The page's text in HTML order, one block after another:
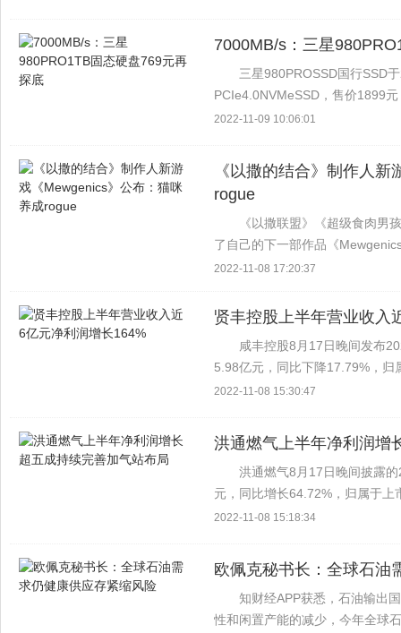
7000MB/s：三星
三星980PROSSD国行SSD
PCIe4.0NVMeSSD，售价1899
续读写速度，随机读写的IOPS值
2022-11-09 10:06:01
《以撒的结合》制作人
rogue
《以撒联盟》《超级食肉男
了自己的下一部作品《
售。 根据介绍，《Mewgenics》
2022-11-08 17:20:37
贤丰控股上半年营业收入
咸丰控股8月17日晚间发布
5.98亿元，同比下降17.79%，
长164.47% 上半年，精细漆包线
2022-11-08 15:30:47
洪通燃气上半年净利润增
洪通燃气8月17日晚间披露
元，同比增长64.72%，归属于
54.01%。 作为清洁交通能源的
2022-11-08 15:18:34
欧佩克秘书长：全球石油
知财经APP获悉，石油输出
性和闲置产能的减少，今年全球